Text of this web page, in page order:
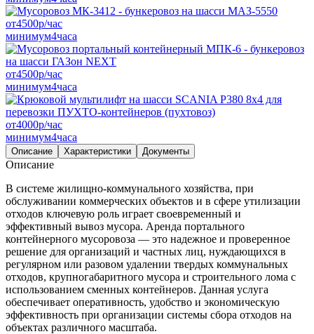
от4500р/час
минимум4часа
от4500р/час
минимум4часа
от4000р/час
минимум4часа
Описание Характеристики Документы
Описание
В системе жилищно-коммунального хозяйства, при
обслуживании коммерческих объектов и в сфере утилизации
отходов ключевую роль играет своевременный и
эффективный вывоз мусора. Аренда портального
контейнерного мусоровоза — это надежное и проверенное
решение для организаций и частных лиц, нуждающихся в
регулярном или разовом удалении твердых коммунальных
отходов, крупногабаритного мусора и строительного лома с
использованием сменных контейнеров. Данная услуга
обеспечивает оперативность, удобство и экономическую
эффективность при организации системы сбора отходов на
объектах различного масштаба.